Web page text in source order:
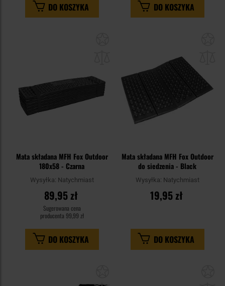
DO KOSZYKA DO KOSZYKA
Mata składana MFH Fox Outdoor
180x58 - Czarna
Wysyłka: Natychmiast
89,95 zł
Sugerowana cena
producenta 99,99 zł
DO KOSZYKA
Mata składana MFH Fox Outdoor
do siedzenia - Black
Wysyłka: Natychmiast
19,95 zł
DO KOSZYKA